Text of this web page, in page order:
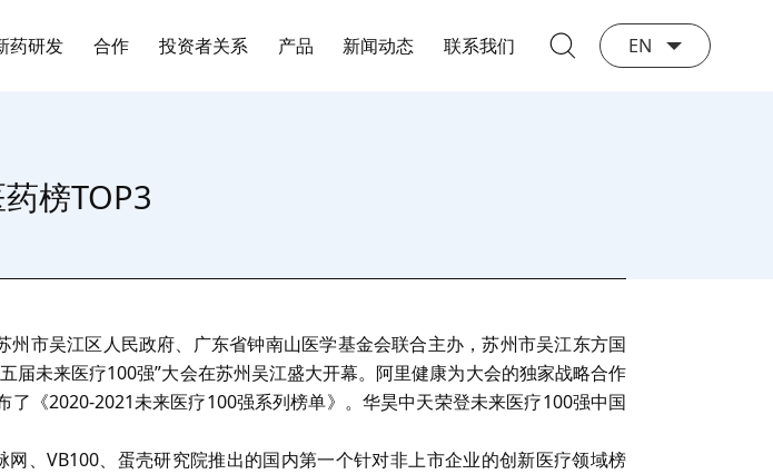
药研发 合作 投资者关系 产品 新闻动态 联系我们 EN
榜TOP3
州市吴江区人民政府、广东省钟南山医学基金会联合主办，苏州市吴江东方国
届未来医疗100强”大会在苏州吴江盛大开幕。阿里健康为大会的独家战略合作
了《2020-2021未来医疗100强系列榜单》。华昊中天荣登未来医疗100强中国
、VB100、蛋壳研究院推出的国内第一个针对非上市企业的创新医疗领域榜